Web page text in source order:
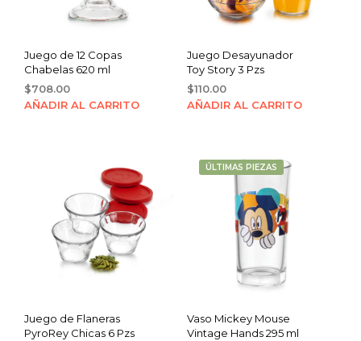
Juego de 12 Copas
Chabelas 620 ml
$708.00
AÑADIR AL CARRITO
Juego Desayunador
Toy Story 3 Pzs
$110.00
AÑADIR AL CARRITO
Juego de Flaneras
PyroRey Chicas 6 Pzs
ÚLTIMAS PIEZAS
Vaso Mickey Mouse
Vintage Hands 295 ml